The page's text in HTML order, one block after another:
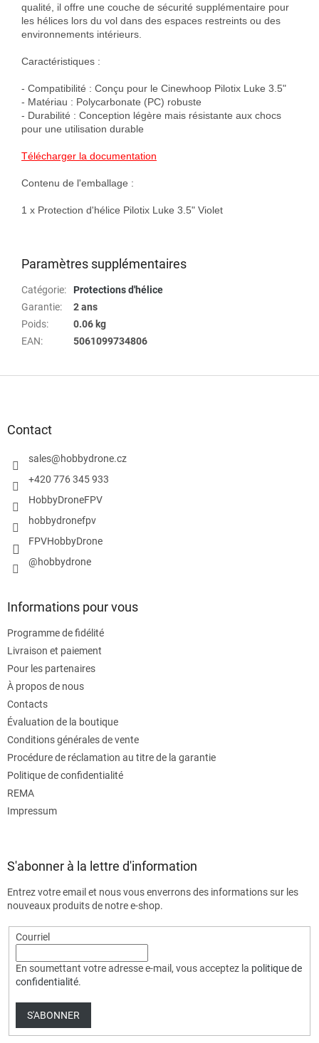
qualité, il offre une couche de sécurité supplémentaire pour
les hélices lors du vol dans des espaces restreints ou des
environnements intérieurs.
Caractéristiques :
- Compatibilité : Conçu pour le Cinewhoop Pilotix Luke 3.5"
- Matériau : Polycarbonate (PC) robuste
- Durabilité : Conception légère mais résistante aux chocs
pour une utilisation durable
Télécharger la documentation
Contenu de l'emballage :
1 x Protection d'hélice Pilotix Luke 3.5" Violet
Paramètres supplémentaires
Catégorie:
Protections d'hélice
Garantie:
2 ans
Poids:
0.06 kg
EAN: 5061099734806
Contact
sales@hobbydrone.cz
+420 776 345 933
HobbyDroneFPV
hobbydronefpv
FPVHobbyDrone
@hobbydrone
Informations pour vous
Programme de fidélité
Livraison et paiement
Pour les partenaires
À propos de nous
Contacts
Évaluation de la boutique
Conditions générales de vente
Procédure de réclamation au titre de la garantie
Politique de confidentialité
REMA
Impressum
S'abonner à la lettre d'information
Entrez votre email et nous vous enverrons des informations sur les
nouveaux produits de notre e-shop.
Courriel
En soumettant votre adresse e-mail, vous acceptez la politique de
confidentialité.
S'ABONNER